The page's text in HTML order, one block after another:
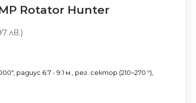
Rotator Hunter
лв.)
радиус 6.7 - 9.1 м., рег. сектор (210~270 º),